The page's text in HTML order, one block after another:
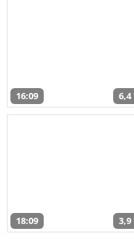
16:09 6,4
18:09 3,9